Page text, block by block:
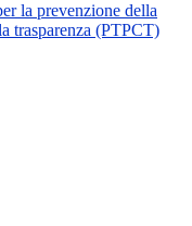
la prevenzione della
trasparenza (PTPCT)